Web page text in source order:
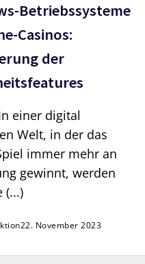
Betriebssysteme
Casinos:
der
einer digital
Welt, in der das
immer mehr an
gewinnt, werden
(...)
22. November 2023